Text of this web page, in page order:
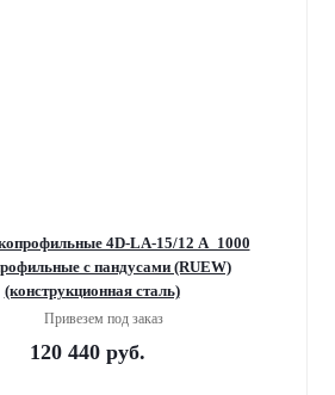
4D-LA-15/12 А_1000
с пандусами (RUEW)
(конструкционная сталь)
Привезем под заказ
120 440 руб.